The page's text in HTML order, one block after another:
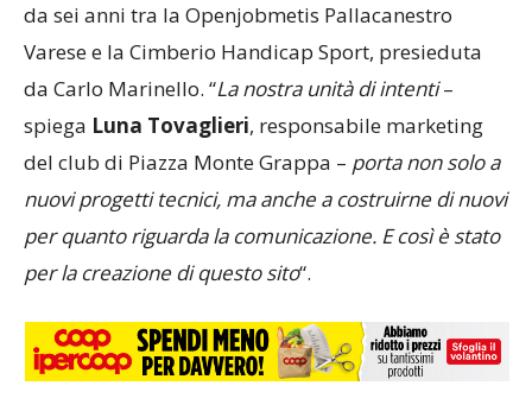
da sei anni tra la Openjobmetis Pallacanestro
Varese e la Cimberio Handicap Sport, presieduta
da Carlo Marinello. “La nostra unità di intenti–
spiega Luna Tovaglieri, responsabile marketing
del club di Piazza Monte Grappa – porta non solo a
nuovi progetti tecnici, ma anche a costruirne di nuovi
per quanto riguarda la comunicazione. E così è stato
per la creazione di questo sito“.